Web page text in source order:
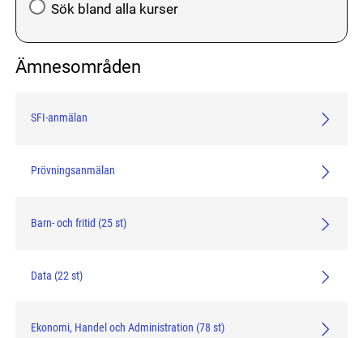
Sök bland alla kurser
Ämnesområden
SFI-anmälan
Prövningsanmälan
Barn- och fritid (25 st)
Data (22 st)
Ekonomi, Handel och Administration (78 st)